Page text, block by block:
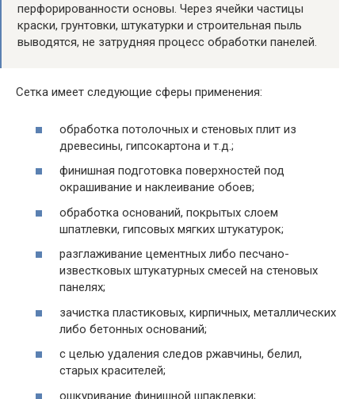
перфорированности основы. Через ячейки частицы
краски, грунтовки, штукатурки и строительная пыль
выводятся, не затрудняя процесс обработки панелей.
Сетка имеет следующие сферы применения:
обработка потолочных и стеновых плит из
древесины, гипсокартона и т.д.;
финишная подготовка поверхностей под
окрашивание и наклеивание обоев;
обработка оснований, покрытых слоем
шпатлевки, гипсовых мягких штукатурок;
разглаживание цементных либо песчано-
известковых штукатурных смесей на стеновых
панелях;
зачистка пластиковых, кирпичных, металлических
либо бетонных оснований;
с целью удаления следов ржавчины, белил,
старых красителей;
ошкуривание финишной шпаклевки;